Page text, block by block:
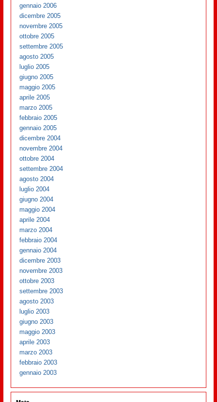
gennaio 2006
dicembre 2005
novembre 2005
ottobre 2005
settembre 2005
agosto 2005
luglio 2005
giugno 2005
maggio 2005
aprile 2005
marzo 2005
febbraio 2005
gennaio 2005
dicembre 2004
novembre 2004
ottobre 2004
settembre 2004
agosto 2004
luglio 2004
giugno 2004
maggio 2004
aprile 2004
marzo 2004
febbraio 2004
gennaio 2004
dicembre 2003
novembre 2003
ottobre 2003
settembre 2003
agosto 2003
luglio 2003
giugno 2003
maggio 2003
aprile 2003
marzo 2003
febbraio 2003
gennaio 2003